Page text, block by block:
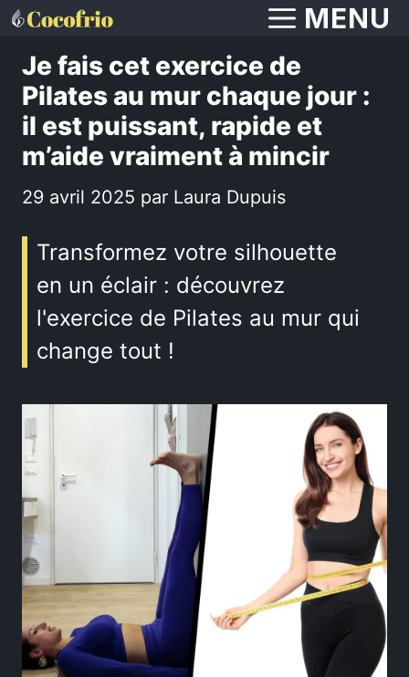
Aller
contenu
MENU
Je fais cet exercice de
Pilates au mur chaque jour :
il est puissant, rapide et
m’aide vraiment à mincir
29 avril 2025 par Laura Dupuis
Transformez votre silhouette
en un éclair : découvrez
l'exercice de Pilates au mur qui
change tout !